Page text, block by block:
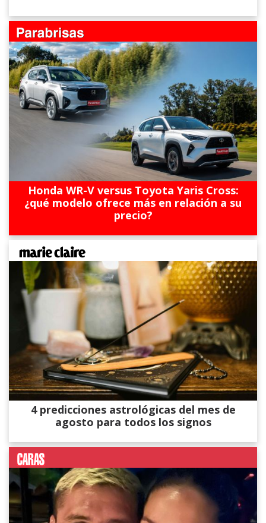
Honda WR-V versus Toyota Yaris Cross:
¿qué modelo ofrece más en relación a su
precio?
4 predicciones astrológicas del mes de
agosto para todos los signos